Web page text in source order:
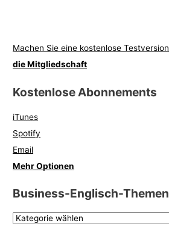
Machen Sie eine kostenlose Testversion
die Mitgliedschaft
Kostenlose Abonnements
iTunes
Spotify
Email
Mehr Optionen
Business-Englisch-Themen